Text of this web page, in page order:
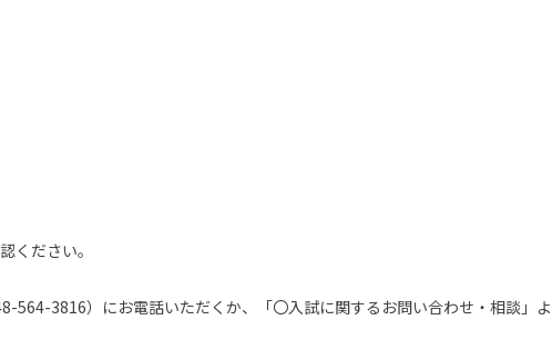
ください。
564-3816）にお電話いただくか、「〇入試に関するお問い合わせ・相談」よ